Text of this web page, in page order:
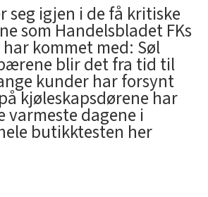
seg igjen i de få kritiske
som Handelsbladet FKs
kommet med: Søl
blir det fra tid til
kunder har forsynt
kjøleskapsdørene har
dagene i
butikktesten her